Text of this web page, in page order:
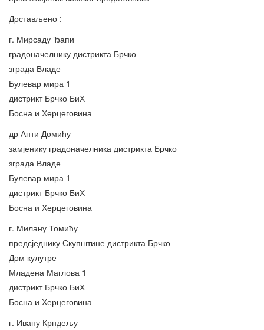
Достављено :
г. Мирсаду Ђапи
градоначелнику дистрикта Брчко
зграда Владе
Булевар мира 1
дистрикт Брчко БиХ
Босна и Херцеговина
др Анти Домићу
замјенику градоначелника дистрикта Брчко
зграда Владе
Булевар мира 1
дистрикт Брчко БиХ
Босна и Херцеговина
г. Милану Томићу
предсједнику Скупштине дистрикта Брчко
Дом кулутре
Младена Маглова 1
дистрикт Брчко БиХ
Босна и Херцеговина
г. Ивану Крндељу